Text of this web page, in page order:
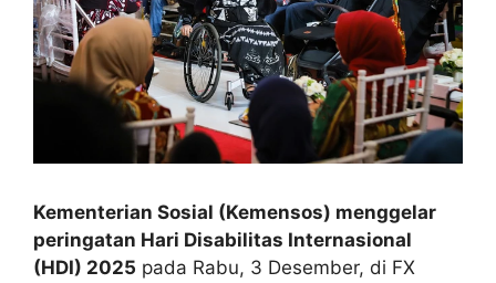
Kementerian Sosial (Kemensos) menggelar
peringatan Hari Disabilitas Internasional
(HDI) 2025 pada Rabu, 3 Desember, di FX